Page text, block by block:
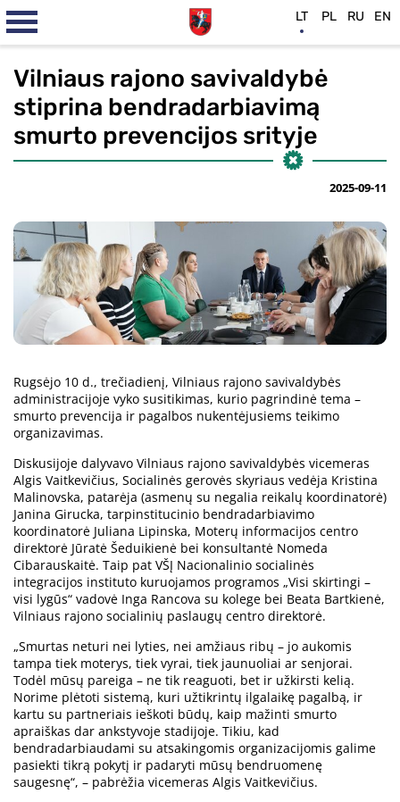
Vilniaus rajono savivaldybė
stiprina bendradarbiavimą
smurto prevencijos srityje
2025-09-11
Rugsėjo 10 d., trečiadienį, Vilniaus rajono savivaldybės
administracijoje vyko susitikimas, kurio pagrindinė tema –
smurto prevencija ir pagalbos nukentėjusiems teikimo
organizavimas.
Diskusijoje dalyvavo Vilniaus rajono savivaldybės vicemeras
Algis Vaitkevičius, Socialinės gerovės skyriaus vedėja Kristina
Malinovska, patarėja (asmenų su negalia reikalų koordinatorė)
Janina Girucka, tarpinstitucinio bendradarbiavimo
koordinatorė Juliana Lipinska, Moterų informacijos centro
direktorė Jūratė Šeduikienė bei konsultantė Nomeda
Cibarauskaitė. Taip pat VŠĮ Nacionalinio socialinės
integracijos instituto kuruojamos programos „Visi skirtingi –
visi lygūs“ vadovė Inga Rancova su kolege bei Beata Bartkienė,
Vilniaus rajono socialinių paslaugų centro direktorė.
„Smurtas neturi nei lyties, nei amžiaus ribų – jo aukomis
tampa tiek moterys, tiek vyrai, tiek jaunuoliai ar senjorai.
Todėl mūsų pareiga – ne tik reaguoti, bet ir užkirsti kelią.
Norime plėtoti sistemą, kuri užtikrintų ilgalaikę pagalbą, ir
kartu su partneriais ieškoti būdų, kaip mažinti smurto
apraiškas dar ankstyvoje stadijoje. Tikiu, kad
bendradarbiaudami su atsakingomis organizacijomis galime
pasiekti tikrą pokytį ir padaryti mūsų bendruomenę
saugesnę“, – pabrėžia vicemeras Algis Vaitkevičius.
LT PL RU EN